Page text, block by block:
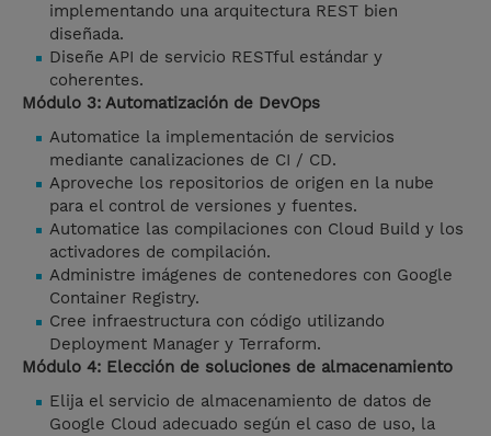
implementando una arquitectura REST bien
diseñada.
Diseñe API de servicio RESTful estándar y
coherentes.
Módulo 3: Automatización de DevOps
Automatice la implementación de servicios
mediante canalizaciones de CI / CD.
Aproveche los repositorios de origen en la nube
para el control de versiones y fuentes.
Automatice las compilaciones con Cloud Build y los
activadores de compilación.
Administre imágenes de contenedores con Google
Container Registry.
Cree infraestructura con código utilizando
Deployment Manager y Terraform.
Módulo 4: Elección de soluciones de almacenamiento
Elija el servicio de almacenamiento de datos de
Google Cloud adecuado según el caso de uso, la